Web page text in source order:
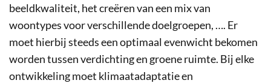
beeldkwaliteit, het creëren van een mix van
woontypes voor verschillende doelgroepen, …. Er
moet hierbij steeds een optimaal evenwicht bekomen
worden tussen verdichting en groene ruimte. Bij elke
ontwikkeling moet klimaatadaptatie en